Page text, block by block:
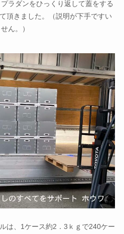
ラダンをひっくり返して蓋をする
頂きました。（説明が下手ですい
せん。）
は、1ケース約2．3ｋｇで240ケー